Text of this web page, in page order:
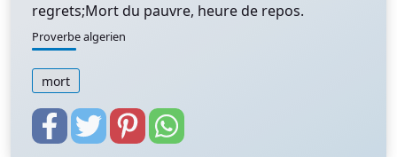
regrets;Mort du pauvre, heure de repos.
Proverbe algerien
mort